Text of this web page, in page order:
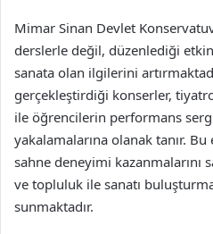
Mimar Sinan Devlet
derslerle değil, düzenlediği
sanata olan ilgilerini
gerçekleştirdiği konserler, tiyatro
ile öğrencilerin performans
yakalamalarına olanak tanır.
sahne deneyimi kazanmalarını
ve topluluk ile sanatı
sunmaktadır.